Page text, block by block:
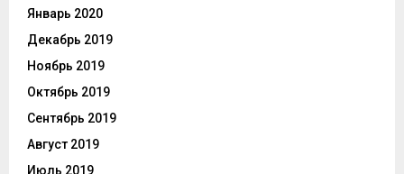
Январь 2020
Декабрь 2019
Ноябрь 2019
Октябрь 2019
Сентябрь 2019
Август 2019
Июль 2019